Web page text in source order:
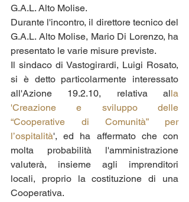
G.A.L. Alto Molise.
Durante l'incontro, il direttore tecnico del
G.A.L. Alto Molise, Mario Di Lorenzo, ha
presentato le varie misure previste.
Il sindaco di Vastogirardi, Luigi Rosato,
si è detto particolarmente interessato
all'Azione 19.2.10, relativa alla
'Creazione e sviluppo delle
“Cooperative di Comunità” per
l’ospitalità', ed ha affermato che con
molta probabilità l'amministrazione
valuterà, insieme agli imprenditori
locali, proprio la costituzione di una
Cooperativa.